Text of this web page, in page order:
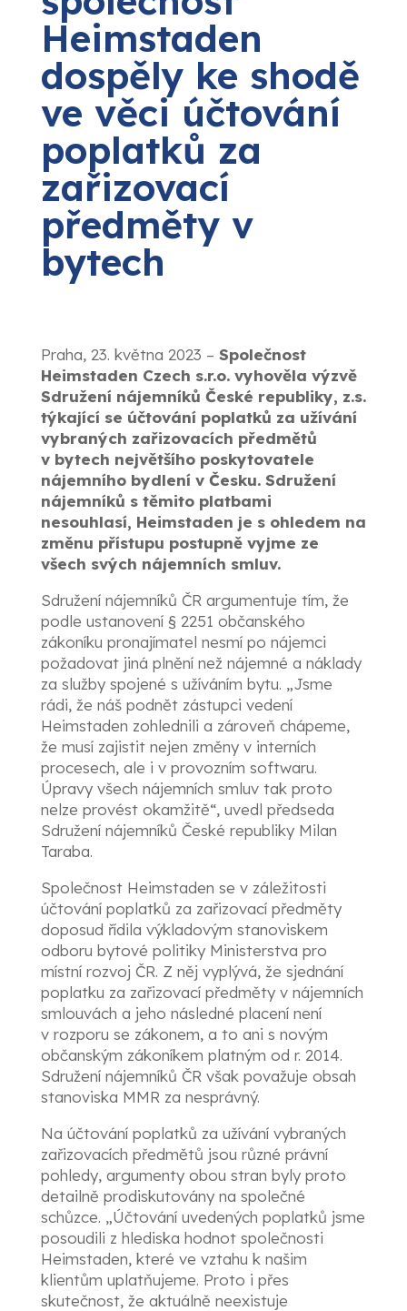
Heimstaden
dospěly ke shodě
ve věci účtování
poplatků za
zařizovací
předměty v
bytech
Praha, 23. května 2023 – Společnost
Heimstaden Czech s.r.o. vyhověla výzvě
Sdružení nájemníků České republiky, z.s.
týkající se účtování poplatků za užívání
vybraných zařizovacích předmětů
v bytech největšího poskytovatele
nájemního bydlení v Česku. Sdružení
nájemníků s těmito platbami
nesouhlasí, Heimstaden je s ohledem na
změnu přístupu postupně vyjme ze
všech svých nájemních smluv.
Sdružení nájemníků ČR argumentuje tím, že
podle ustanovení § 2251 občanského
zákoníku pronajímatel nesmí po nájemci
požadovat jiná plnění než nájemné a náklady
za služby spojené s užíváním bytu. „Jsme
rádi, že náš podnět zástupci vedení
Heimstaden zohlednili a zároveň chápeme,
že musí zajistit nejen změny v interních
procesech, ale i v provozním softwaru.
Úpravy všech nájemních smluv tak proto
nelze provést okamžitě“, uvedl předseda
Sdružení nájemníků České republiky Milan
Taraba.
Společnost Heimstaden se v záležitosti
účtování poplatků za zařizovací předměty
doposud řídila výkladovým stanoviskem
odboru bytové politiky Ministerstva pro
místní rozvoj ČR. Z něj vyplývá, že sjednání
poplatku za zařizovací předměty v nájemních
smlouvách a jeho následné placení není
v rozporu se zákonem, a to ani s novým
občanským zákoníkem platným od r. 2014.
Sdružení nájemníků ČR však považuje obsah
stanoviska MMR za nesprávný.
Na účtování poplatků za užívání vybraných
zařizovacích předmětů jsou různé právní
pohledy, argumenty obou stran byly proto
detailně prodiskutovány na společné
schůzce. „Účtování uvedených poplatků jsme
posoudili z hlediska hodnot společnosti
Heimstaden, které ve vztahu k našim
klientům uplatňujeme. Proto i přes
skutečnost, že aktuálně neexistuje